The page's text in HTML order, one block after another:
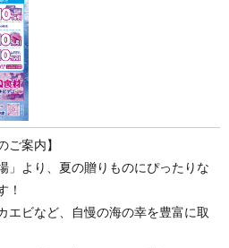
ご案内】
」より、夏の贈りものにぴったりな
！
エビなど、自慢の海の幸を豊富に取